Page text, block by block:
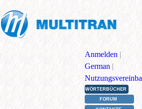
Anmelden |
German |
WÖRTERBÜCHER
FORUM